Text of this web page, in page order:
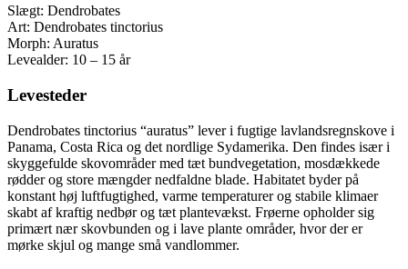
Slægt: Dendrobates
Art: Dendrobates tinctorius
Morph: Auratus
Levealder: 10 – 15 år
Levesteder
Dendrobates tinctorius “auratus” lever i fugtige lavlandsregnskove i
Panama, Costa Rica og det nordlige Sydamerika. Den findes især i
skyggefulde skovområder med tæt bundvegetation, mosdækkede
rødder og store mængder nedfaldne blade. Habitatet byder på
konstant høj luftfugtighed, varme temperaturer og stabile klimaer
skabt af kraftig nedbør og tæt plantevækst. Frøerne opholder sig
primært nær skovbunden og i lave plante områder, hvor der er
mørke skjul og mange små vandlommer.